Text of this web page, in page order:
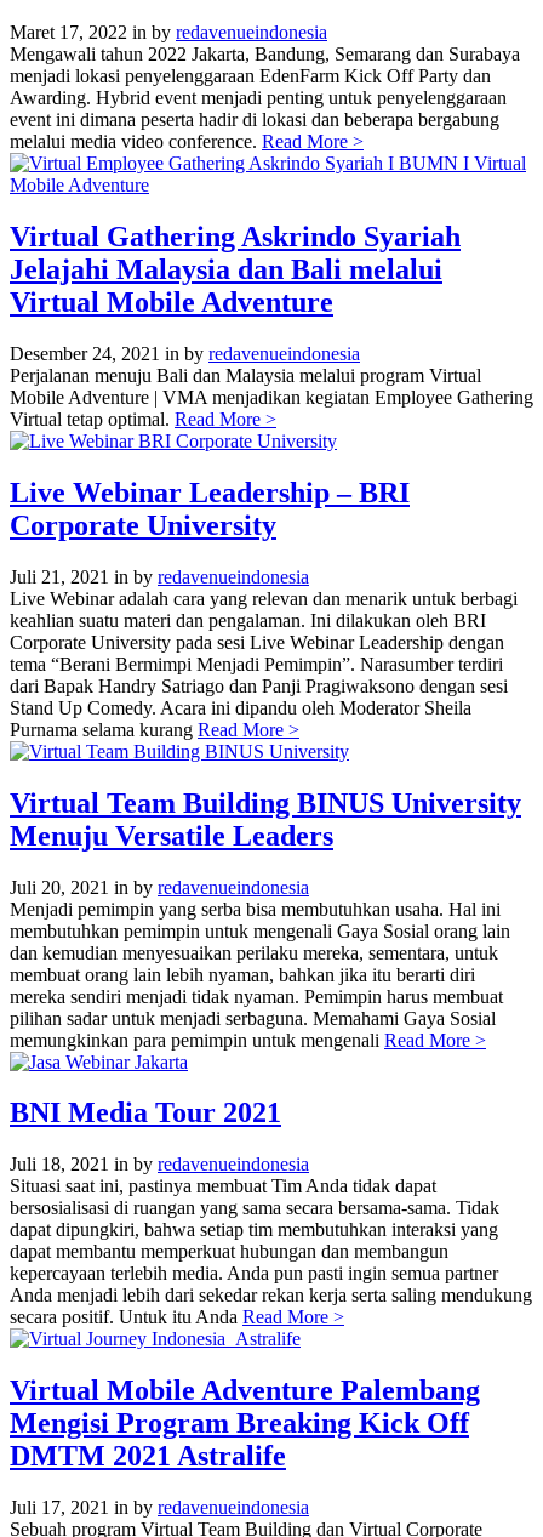
Maret 17, 2022 in by redavenueindonesia
Mengawali tahun 2022 Jakarta, Bandung, Semarang dan Surabaya
menjadi lokasi penyelenggaraan EdenFarm Kick Off Party dan
Awarding. Hybrid event menjadi penting untuk penyelenggaraan
event ini dimana peserta hadir di lokasi dan beberapa bergabung
melalui media video conference. Read More >
Virtual Gathering Askrindo Syariah
Jelajahi Malaysia dan Bali melalui
Virtual Mobile Adventure
Desember 24, 2021 in by redavenueindonesia
Perjalanan menuju Bali dan Malaysia melalui program Virtual
Mobile Adventure | VMA menjadikan kegiatan Employee Gathering
Virtual tetap optimal. Read More >
Live Webinar Leadership – BRI
Corporate University
Juli 21, 2021 in by redavenueindonesia
Live Webinar adalah cara yang relevan dan menarik untuk berbagi
keahlian suatu materi dan pengalaman. Ini dilakukan oleh BRI
Corporate University pada sesi Live Webinar Leadership dengan
tema “Berani Bermimpi Menjadi Pemimpin”. Narasumber terdiri
dari Bapak Handry Satriago dan Panji Pragiwaksono dengan sesi
Stand Up Comedy. Acara ini dipandu oleh Moderator Sheila
Purnama selama kurang Read More >
Virtual Team Building BINUS University
Menuju Versatile Leaders
Juli 20, 2021 in by redavenueindonesia
Menjadi pemimpin yang serba bisa membutuhkan usaha. Hal ini
membutuhkan pemimpin untuk mengenali Gaya Sosial orang lain
dan kemudian menyesuaikan perilaku mereka, sementara, untuk
membuat orang lain lebih nyaman, bahkan jika itu berarti diri
mereka sendiri menjadi tidak nyaman. Pemimpin harus membuat
pilihan sadar untuk menjadi serbaguna. Memahami Gaya Sosial
memungkinkan para pemimpin untuk mengenali Read More >
BNI Media Tour 2021
Juli 18, 2021 in by redavenueindonesia
Situasi saat ini, pastinya membuat Tim Anda tidak dapat
bersosialisasi di ruangan yang sama secara bersama-sama. Tidak
dapat dipungkiri, bahwa setiap tim membutuhkan interaksi yang
dapat membantu memperkuat hubungan dan membangun
kepercayaan terlebih media. Anda pun pasti ingin semua partner
Anda menjadi lebih dari sekedar rekan kerja serta saling mendukung
secara positif. Untuk itu Anda Read More >
Virtual Mobile Adventure Palembang
Mengisi Program Breaking Kick Off
DMTM 2021 Astralife
Juli 17, 2021 in by redavenueindonesia
Sebuah program Virtual Team Building dan Virtual Corporate